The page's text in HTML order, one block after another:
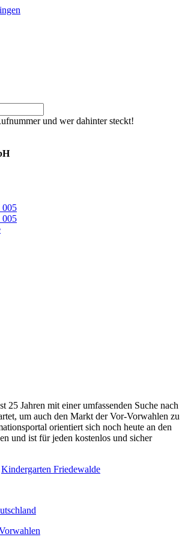
und wer dahinter steckt!
005
005
25 Jahren mit einer umfassenden Suche nach
um auch den Markt der Vor-Vorwahlen zu
orientiert sich noch heute an den
und ist für jeden kostenlos und sicher
Kindergarten Friedewalde